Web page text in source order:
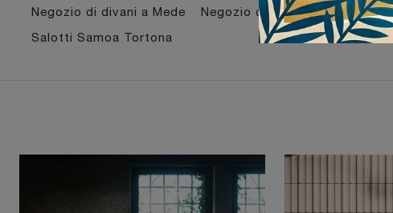
Negozio di divani a Mede Negozio di divani a Vigevano
Salotti Samoa Tortona